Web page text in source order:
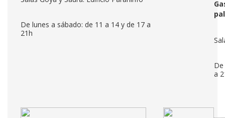
De lunes a sábado: de 11 a 14 y de 17 a
21h
a